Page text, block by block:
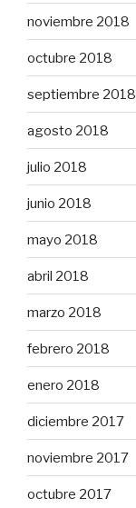
noviembre 2018
octubre 2018
septiembre 2018
agosto 2018
julio 2018
junio 2018
mayo 2018
abril 2018
marzo 2018
febrero 2018
enero 2018
diciembre 2017
noviembre 2017
octubre 2017